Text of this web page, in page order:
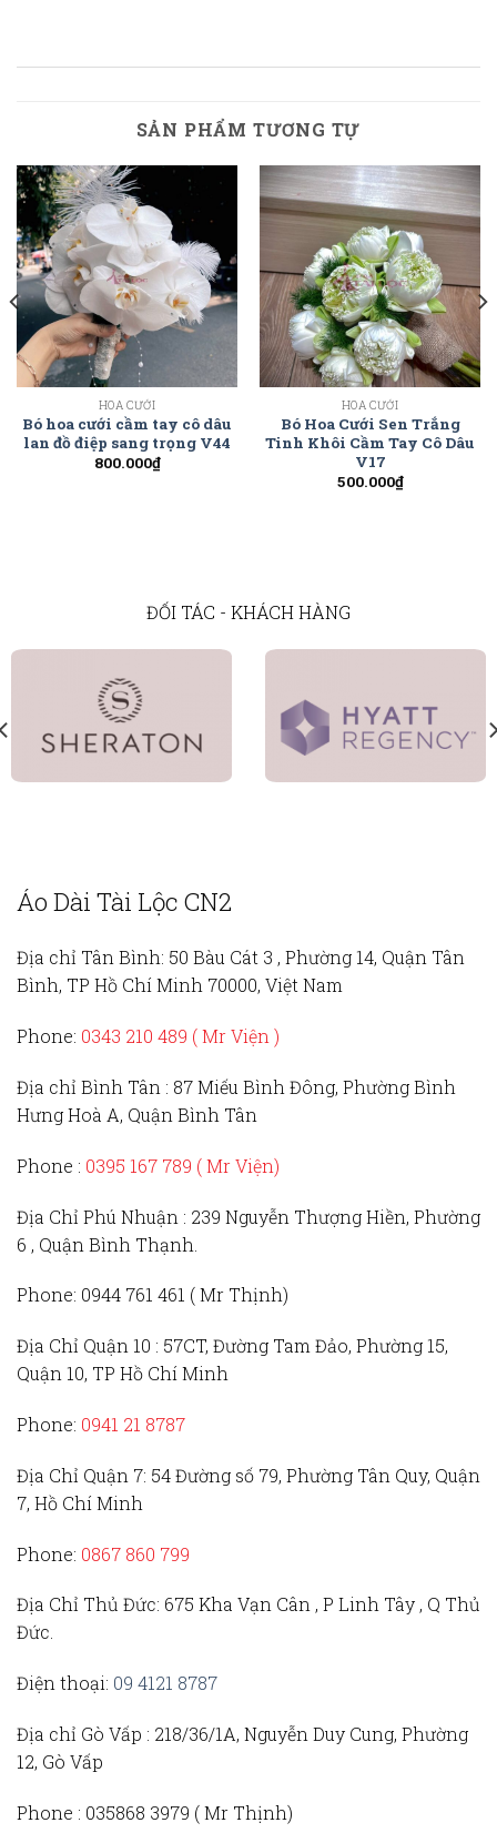
SẢN PHẨM TƯƠNG TỰ
HOA CƯỚI
Bó hoa cưới cầm tay cô dâu
lan đồ điệp sang trọng V44
800.000₫
HOA CƯỚI
Bó Hoa Cưới Sen Trắng
Tinh Khôi Cầm Tay Cô Dâu
V17
500.000₫
ĐỐI TÁC - KHÁCH HÀNG
Áo Dài Tài Lộc CN2
Địa chỉ Tân Bình: 50 Bàu Cát 3 , Phường 14, Quận Tân
Bình, TP Hồ Chí Minh 70000, Việt Nam
Phone: 0343 210 489 ( Mr Viện )
Địa chỉ Bình Tân : 87 Miếu Bình Đông, Phường Bình
Hưng Hoà A, Quận Bình Tân
Phone : 0395 167 789 ( Mr Viện)
Địa Chỉ Phú Nhuận : 239 Nguyễn Thượng Hiền, Phường
6 , Quận Bình Thạnh.
Phone: 0944 761 461 ( Mr Thịnh)
Địa Chỉ Quận 10 : 57CT, Đường Tam Đảo, Phường 15,
Quận 10, TP Hồ Chí Minh
Phone: 0941 21 8787
Địa Chỉ Quận 7: 54 Đường số 79, Phường Tân Quy, Quận
7, Hồ Chí Minh
Phone: 0867 860 799
Địa Chỉ Thủ Đức: 675 Kha Vạn Cân , P Linh Tây , Q Thủ
Đức.
Điện thoại: 09 4121 8787
Địa chỉ Gò Vấp : 218/36/1A, Nguyễn Duy Cung, Phường
12, Gò Vấp
Phone : 035868 3979 (Mr Thịnh)